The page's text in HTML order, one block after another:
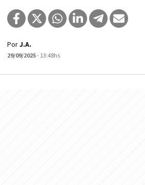
PorJ.A.
29/09/2025- 13:48hs